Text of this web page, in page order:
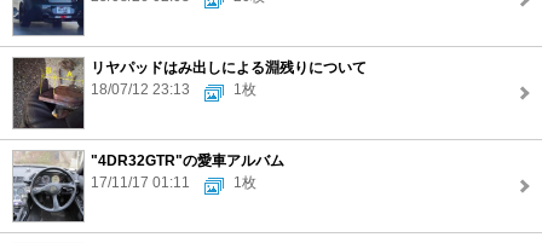
リヤパッドはみ出しによる淵残りについて
18/07/12 23:13
1枚
"4DR32GTR"の愛車アルバム
17/11/17 01:11
1枚